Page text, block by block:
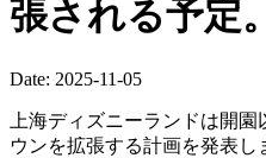
張される予定。
Date: 2025-11-05
上海ディズニーランドは開
ウンを拡張する計画を発表し